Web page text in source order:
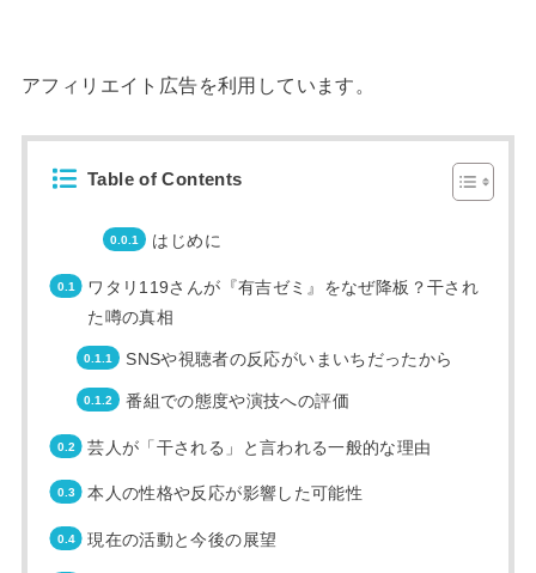
アフィリエイト広告を利用しています。
Table of Contents
はじめに
ワタリ119さんが『有吉ゼミ』をなぜ降板？干され
た噂の真相
SNSや視聴者の反応がいまいちだったから
番組での態度や演技への評価
芸人が「干される」と言われる一般的な理由
本人の性格や反応が影響した可能性
現在の活動と今後の展望